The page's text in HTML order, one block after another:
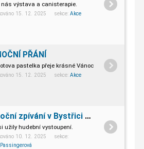
nás výstava a canisterapie.
15. 12. 2025 sekce: Akce
PŘÁNÍ
pastelka přeje krásné Vánoce.
15. 12. 2025 sekce: Akce
Vánoční zpívání v Bystřici pod Hostýnem
užily hudební vystoupení.
10. 12. 2025 sekce: